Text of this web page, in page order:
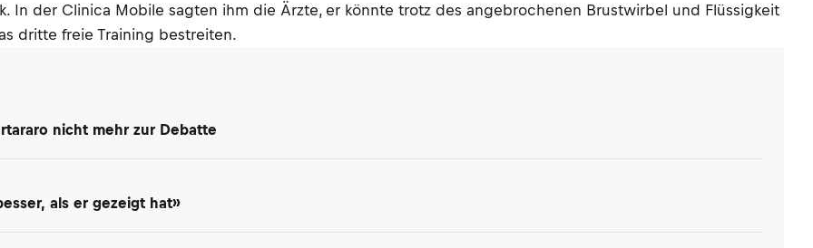
In der Clinica Mobile sagten ihm die Ärzte, er könnte trotz des angebrochenen Brustwirbel und Flüssigkeit
dritte freie Training bestreiten.
nicht mehr zur Debatte
als er gezeigt hat»